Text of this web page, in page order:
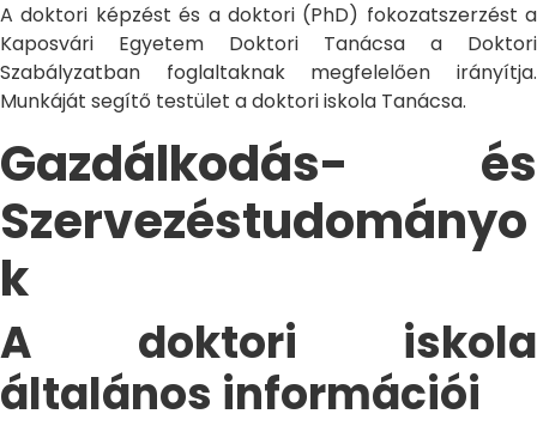
A doktori képzést és a doktori (PhD) fokozatszerzést a
Kaposvári Egyetem Doktori Tanácsa a Doktori
Szabályzatban foglaltaknak megfelelően irányítja.
Munkáját segítő testület a doktori iskola Tanácsa.
Gazdálkodás- és
Szervezéstudományo
k
A doktori iskola
általános információi